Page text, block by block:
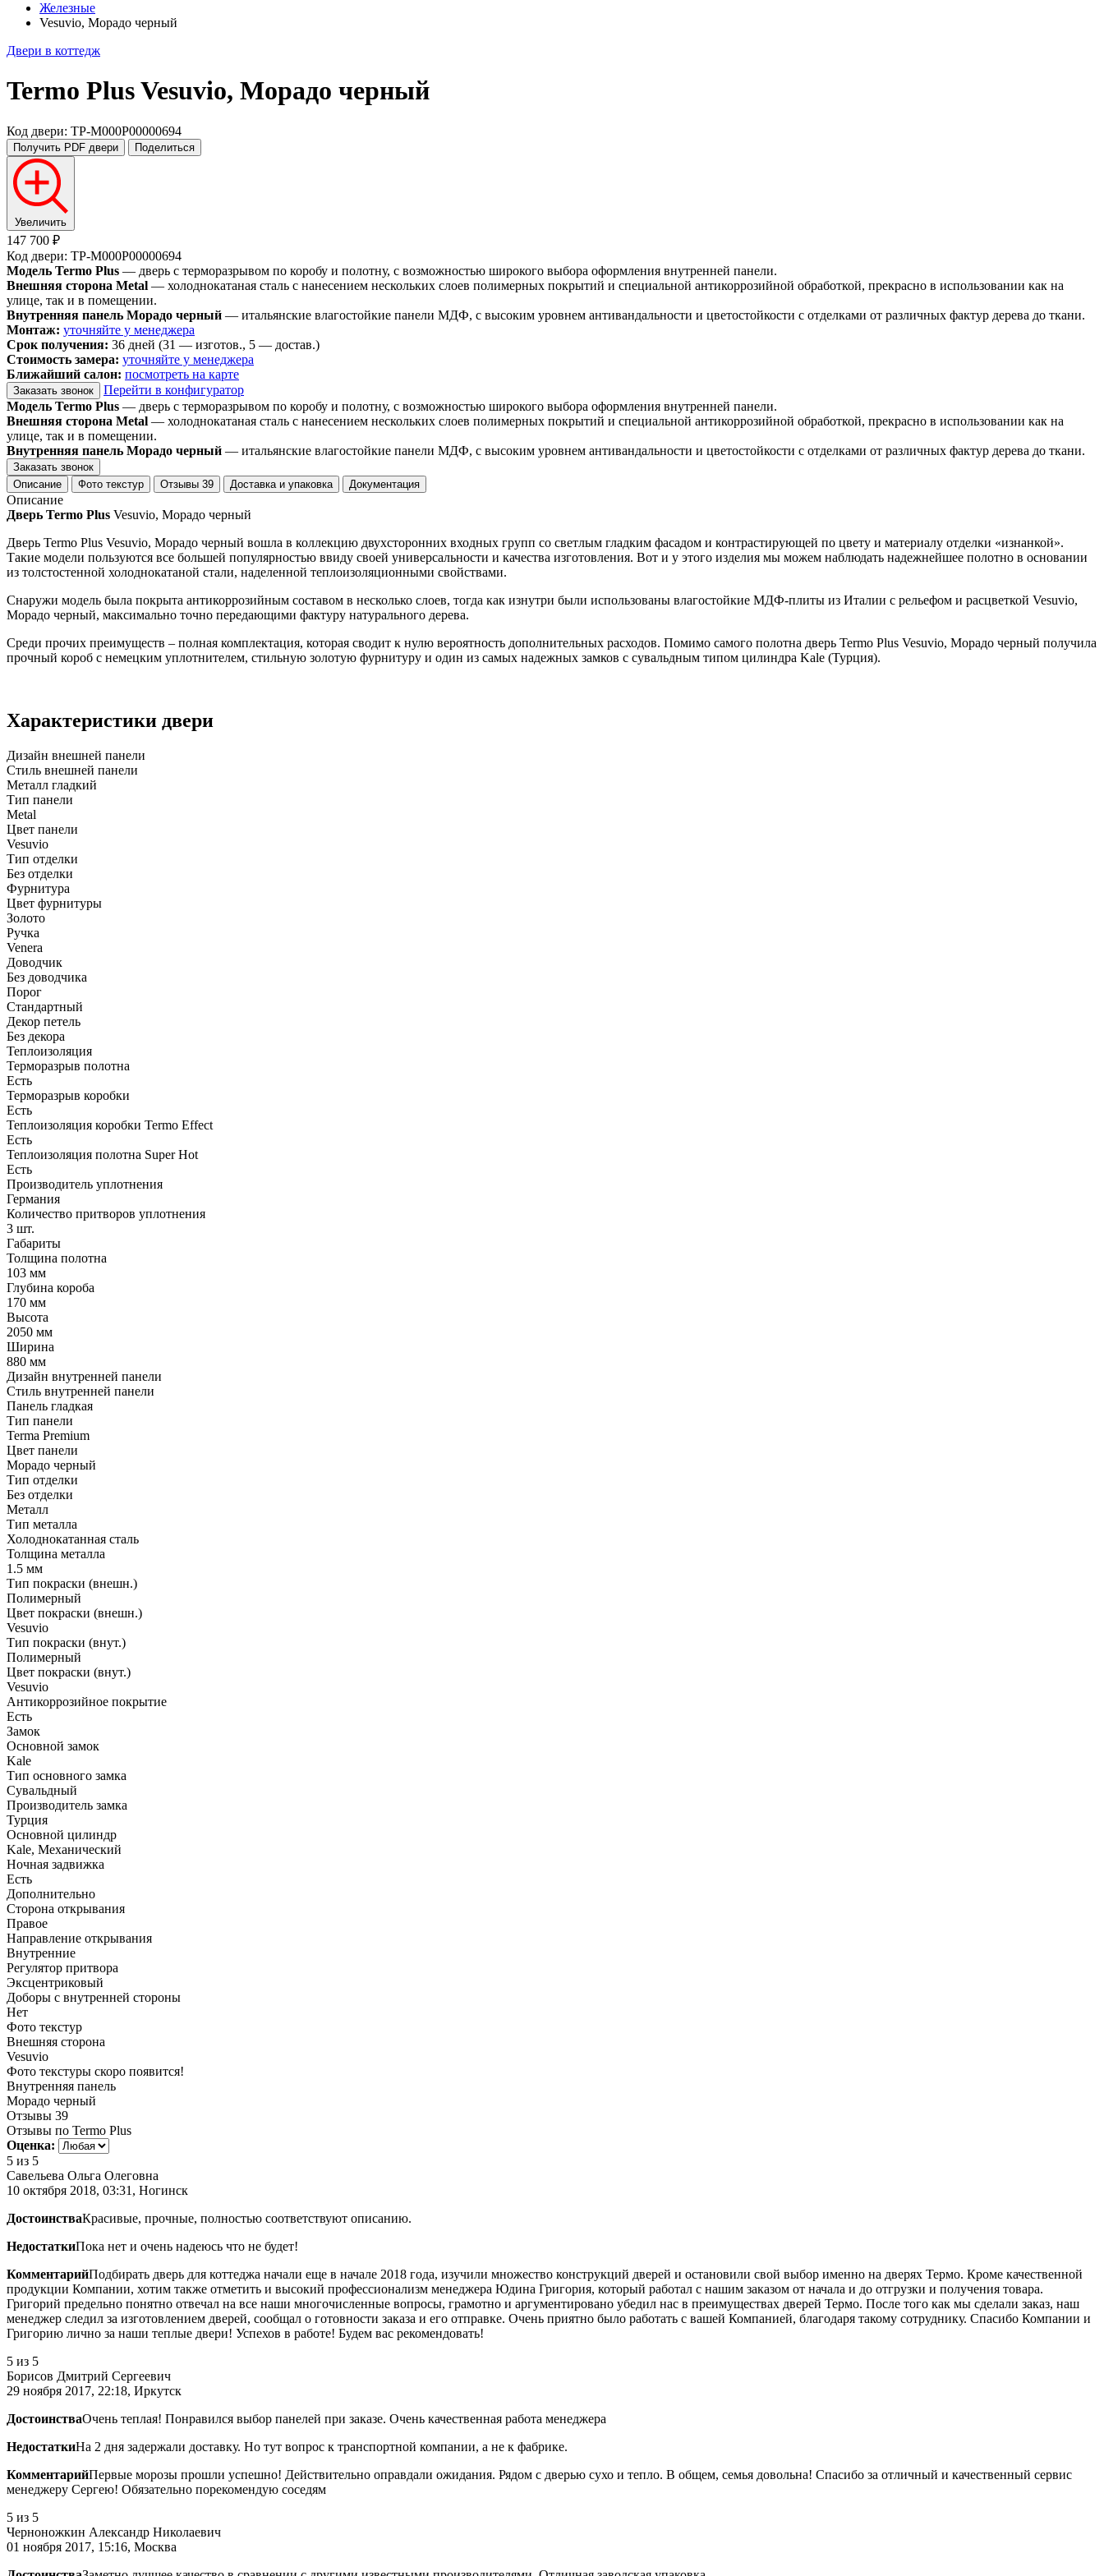
Железные
Vesuvio, Морадо черный
Двери в коттедж
Termo PlusVesuvio, Морадо черный
Код двери: TP-M000P00000694
Получить PDF двери Поделиться
Увеличить
147 700 ₽
Код двери: TP-M000P00000694
Модель Termo Plus — дверь с терморазрывом по коробу и полотну, с возможностью широкого выбора оформления внутренней панели.
Внешняя сторона Metal — холоднокатаная сталь с нанесением нескольких слоев полимерных покрытий и специальной антикоррозийной обработкой, прекрасно в использовании как на
улице, так и в помещении.
Внутренняя панель Морадо черный — итальянские влагостойкие панели МДФ, с высоким уровнем антивандальности и цветостойкости с отделками от различных фактур дерева до ткани.
Монтаж: уточняйте у менеджера
Срок получения: 36 дней (31 — изготов., 5 — достав.)
Стоимость замера: уточняйте у менеджера
Ближайший салон: посмотреть на карте
Заказать звонок
Перейти в конфигуратор
Модель Termo Plus — дверь с терморазрывом по коробу и полотну, с возможностью широкого выбора оформления внутренней панели.
Внешняя сторона Metal — холоднокатаная сталь с нанесением нескольких слоев полимерных покрытий и специальной антикоррозийной обработкой, прекрасно в использовании как на
улице, так и в помещении.
Внутренняя панель Морадо черный — итальянские влагостойкие панели МДФ, с высоким уровнем антивандальности и цветостойкости с отделками от различных фактур дерева до ткани.
Заказать звонок
Описание
Фото текстур Отзывы 39 Доставка и упаковка Документация
Описание
Дверь Termo Plus Vesuvio, Морадо черный
Дверь Termo Plus Vesuvio, Морадо черный вошла в коллекцию двухсторонних входных групп со светлым гладким фасадом и контрастирующей по цвету и материалу отделки «изнанкой».
Такие модели пользуются все большей популярностью ввиду своей универсальности и качества изготовления. Вот и у этого изделия мы можем наблюдать надежнейшее полотно в основании
из толстостенной холоднокатаной стали, наделенной теплоизоляционными свойствами.
Снаружи модель была покрыта антикоррозийным составом в несколько слоев, тогда как изнутри были использованы влагостойкие МДФ-плиты из Италии с рельефом и расцветкой Vesuvio,
Морадо черный, максимально точно передающими фактуру натурального дерева.
Среди прочих преимуществ – полная комплектация, которая сводит к нулю вероятность дополнительных расходов. Помимо самого полотна дверь Termo Plus Vesuvio, Морадо черный получила
прочный короб с немецким уплотнителем, стильную золотую фурнитуру и один из самых надежных замков с сувальдным типом цилиндра Kale (Турция).
Характеристики двери
Дизайн внешней панели
Стиль внешней панели
Металл гладкий
Тип панели
Metal
Цвет панели
Vesuvio
Тип отделки
Без отделки
Фурнитура
Цвет фурнитуры
Золото
Ручка
Venera
Доводчик
Без доводчика
Порог
Стандартный
Декор петель
Без декора
Теплоизоляция
Терморазрыв полотна
Есть
Терморазрыв коробки
Есть
Теплоизоляция коробки Termo Effect
Есть
Теплоизоляция полотна Super Нot
Есть
Производитель уплотнения
Германия
Количество притворов уплотнения
3 шт.
Габариты
Толщина полотна
103 мм
Глубина короба
170 мм
Высота
2050 мм
Ширина
880 мм
Дизайн внутренней панели
Стиль внутренней панели
Панель гладкая
Тип панели
Terma Premium
Цвет панели
Морадо черный
Тип отделки
Без отделки
Металл
Тип металла
Холоднокатанная сталь
Толщина металла
1.5 мм
Тип покраски (внешн.)
Полимерный
Цвет покраски (внешн.)
Vesuvio
Тип покраски (внут.)
Полимерный
Цвет покраски (внут.)
Vesuvio
Антикоррозийное покрытие
Есть
Замок
Основной замок
Kale
Тип основного замка
Сувальдный
Производитель замка
Турция
Основной цилиндр
Kale, Механический
Ночная задвижка
Есть
Дополнительно
Сторона открывания
Правое
Направление открывания
Внутренние
Регулятор притвора
Эксцентриковый
Доборы с внутренней стороны
Нет
Фото текстур
Внешняя сторона
Vesuvio
Фото текстуры скоро появится!
Внутренняя панель
Морадо черный
Отзывы 39
Отзывы по Termo Plus
Оценка:
5 из 5
Савельева Ольга Олеговна
10 октября 2018, 03:31, Ногинск
ДостоинстваКрасивые, прочные, полностью соответствуют описанию.
НедостаткиПока нет и очень надеюсь что не будет!
КомментарийПодбирать дверь для коттеджа начали еще в начале 2018 года, изучили множество конструкций дверей и остановили свой выбор именно на дверях Термо. Кроме качественной
продукции Компании, хотим также отметить и высокий профессионализм менеджера Юдина Григория, который работал с нашим заказом от начала и до отгрузки и получения товара.
Григорий предельно понятно отвечал на все наши многочисленные вопросы, грамотно и аргументировано убедил нас в преимуществах дверей Термо. После того как мы сделали заказ, наш
менеджер следил за изготовлением дверей, сообщал о готовности заказа и его отправке. Очень приятно было работать с вашей Компанией, благодаря такому сотруднику. Спасибо Компании и
Григорию лично за наши теплые двери! Успехов в работе! Будем вас рекомендовать!
5 из 5
Борисов Дмитрий Сергеевич
29 ноября 2017, 22:18, Иркутск
ДостоинстваОчень теплая! Понравился выбор панелей при заказе. Очень качественная работа менеджера
НедостаткиНа 2 дня задержали доставку. Но тут вопрос к транспортной компании, а не к фабрике.
КомментарийПервые морозы прошли успешно! Действительно оправдали ожидания. Рядом с дверью сухо и тепло. В общем, семья довольна! Спасибо за отличный и качественный сервис
менеджеру Сергею! Обязательно порекомендую соседям
5 из 5
Черноножкин Александр Николаевич
01 ноября 2017, 15:16, Москва